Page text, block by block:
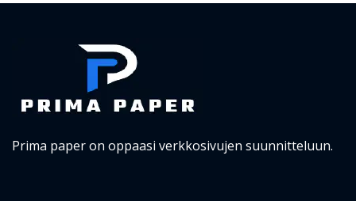
Prima paper on oppaasi verkkosivujen suunnitteluun.